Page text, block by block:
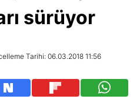
sürüyor
Tarihi: 06.03.2018 11:56